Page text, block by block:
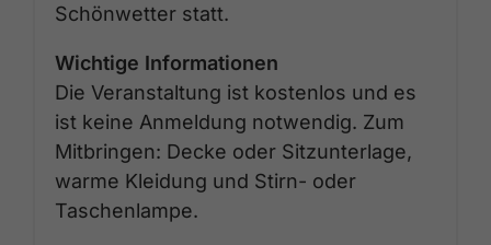
Schönwetter statt.
Wichtige Informationen
Die Veranstaltung ist kostenlos und es
ist keine Anmeldung notwendig. Zum
Mitbringen: Decke oder Sitzunterlage,
warme Kleidung und Stirn- oder
Taschenlampe.